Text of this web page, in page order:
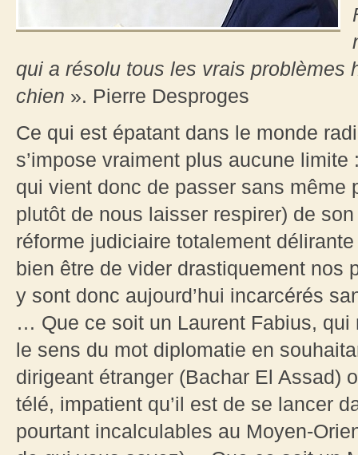
qui a résolu tous les vrais problèmes
chien ». Pierre Desproges
Ce qui est épatant dans le monde
s’impose vraiment plus aucune
qui vient donc de passer sans même
plutôt de nous laisser respirer) de
réforme judiciaire totalement
bien être de vider drastiquement nos
y sont donc aujourd’hui incarcérés
… Que ce soit un Laurent Fabius,
le sens du mot diplomatie en
dirigeant étranger (Bachar El Assad)
télé, impatient qu’il est de se lancer
pourtant incalculables au Moyen-